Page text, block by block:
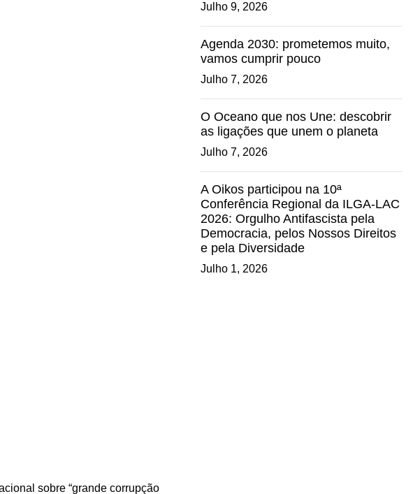
sobre “grande corrupção
Julho 9, 2026
Agenda 2030: prometemos muito,
vamos cumprir pouco
Julho 7, 2026
O Oceano que nos Une: descobrir
as ligações que unem o planeta
Julho 7, 2026
A Oikos participou na 10ª
Conferência Regional da ILGA-LAC
2026: Orgulho Antifascista pela
Democracia, pelos Nossos Direitos
e pela Diversidade
Julho 1, 2026